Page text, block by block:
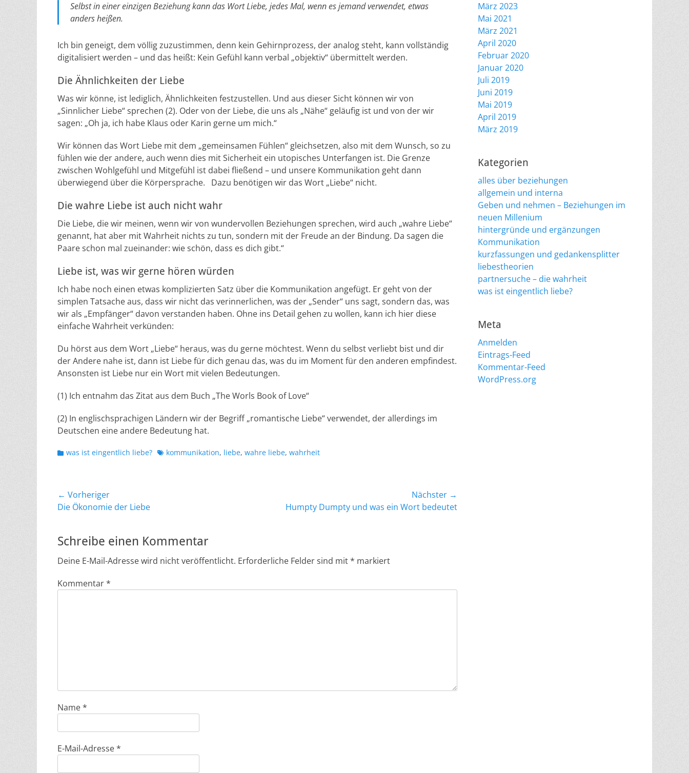
Selbst in einer einzigen Beziehung kann das Wort Liebe, jedes Mal, wenn es jemand verwendet, etwas
anders heißen.
Ich bin geneigt, dem völlig zuzustimmen, denn kein Gehirnprozess, der analog steht, kann vollständig
digitalisiert werden – und das heißt: Kein Gefühl kann verbal „objektiv“ übermittelt werden.
Die Ähnlichkeiten der Liebe
Was wir könne, ist lediglich, Ähnlichkeiten festzustellen. Und aus dieser Sicht können wir von
„Sinnlicher Liebe“ sprechen (2). Oder von der Liebe, die uns als „Nähe“ geläufig ist und von der wir
sagen: „Oh ja, ich habe Klaus oder Karin gerne um mich.“
Wir können das Wort Liebe mit dem „gemeinsamen Fühlen“ gleichsetzen, also mit dem Wunsch, so zu
fühlen wie der andere, auch wenn dies mit Sicherheit ein utopisches Unterfangen ist. Die Grenze
zwischen Wohlgefühl und Mitgefühl ist dabei fließend – und unsere Kommunikation geht dann
überwiegend über die Körpersprache. Dazu benötigen wir das Wort „Liebe“ nicht.
Die wahre Liebe ist auch nicht wahr
Die Liebe, die wir meinen, wenn wir von wundervollen Beziehungen sprechen, wird auch „wahre Liebe“
genannt, hat aber mit Wahrheit nichts zu tun, sondern mit der Freude an der Bindung. Da sagen die
Paare schon mal zueinander: wie schön, dass es dich gibt.“
Liebe ist, was wir gerne hören würden
Ich habe noch einen etwas komplizierten Satz über die Kommunikation angefügt. Er geht von der
simplen Tatsache aus, dass wir nicht das verinnerlichen, was der „Sender“ uns sagt, sondern das, was
wir als „Empfänger“ davon verstanden haben. Ohne ins Detail gehen zu wollen, kann ich hier diese
einfache Wahrheit verkünden:
Du hörst aus dem Wort „Liebe“ heraus, was du gerne möchtest. Wenn du selbst verliebt bist und dir
der Andere nahe ist, dann ist Liebe für dich genau das, was du im Moment für den anderen empfindest.
Ansonsten ist Liebe nur ein Wort mit vielen Bedeutungen.
(1) Ich entnahm das Zitat aus dem Buch „The Worls Book of Love“
(2) In englischsprachigen Ländern wir der Begriff „romantische Liebe“ verwendet, der allerdings im
Deutschen eine andere Bedeutung hat.
Kategorien
was ist eingentlich liebe? Schlagworte
kommunikation, liebe, wahre liebe, wahrheit
Beitragsnavigation
← Vorheriger
Vorheriger
Die Ökonomie der Liebe
Nächster →
NächsterHumpty Dumpty und was ein Wort bedeutet
Schreibe einen Kommentar
Deine E-Mail-Adresse wird nicht veröffentlicht. Erforderliche Felder sind mit* markiert
Kommentar*
Name*
E-Mail-Adresse*
März 2023
Mai 2021
März 2021
April 2020
Februar 2020
Januar 2020
Juli 2019
Juni 2019
Mai 2019
April 2019
März 2019
Kategorien
alles über beziehungen
allgemein und interna
Geben und nehmen – Beziehungen im
neuen Millenium
hintergründe und ergänzungen
Kommunikation
kurzfassungen und gedankensplitter
liebestheorien
partnersuche – die wahrheit
was ist eingentlich liebe?
Meta
Anmelden
Eintrags-Feed
Kommentar-Feed
WordPress.org